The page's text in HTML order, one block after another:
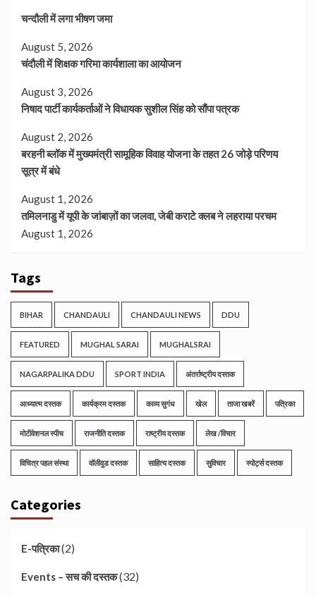
चन्दौली में लगा भीषण जमा
August 5, 2026
चंदौली में शिक्षक गरिमा कार्यशाला का आयोजन
August 3, 2026
निषाद पार्टी कार्यकर्ताओं ने विधायक सुशील सिंह को सौंपा पत्रक
August 2, 2026
बरहनी ब्लॉक में मुख्यमंत्री सामूहिक विवाह योजना के तहत 26 जोड़े परिणय
सूत्र में बंधे
August 1, 2026
तमिलनाडु में यूपी के जांबाज़ों का जलवा, जेबी कराटे क्लब ने लहराया परचम
August 1, 2026
Tags
BIHAR CHANDAULI CHANDAULI NEWS DDU
FEATURED MUGHAL SARAI MUGHALSRAI
NAGARPALIKA DDU SPORT INDIA अंतर्राष्ट्रीय दस्तक
आध्यात्म दस्तक कार्यक्रम दस्तक काव्य सुगंध खेल ताजा खबरें पत्रिका
मोटीवेशनल स्पीच राजनीति दस्तक राष्ट्रीय दस्तक लेख /विचार
विचित्र पहल संस्था वॉलीवुड दस्तक साहित्य दस्तक सुविचार स्पोर्ट्स दस्तक
Categories
E-पत्रिका(2)
Events – सच की दस्तक(32)